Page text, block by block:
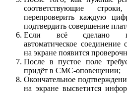
соответствующие
перепроверить каждую
подтвердить совершение
Если всё сделано
автоматическое
на экране появится
После в пустое поле
придёт в СМС-оповещении;
Окончательное
на экране высветится